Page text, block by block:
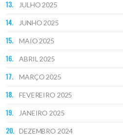
JULHO 2025
JUNHO 2025
MAIO 2025
ABRIL 2025
MARÇO 2025
FEVEREIRO 2025
JANEIRO 2025
DEZEMBRO 2024